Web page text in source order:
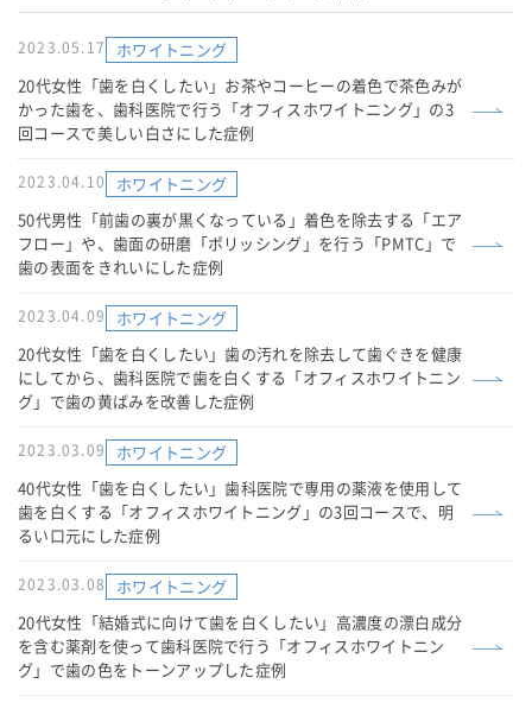
2023.05.17 ホワイトニング
20代女性「歯を白くしたい」お茶やコーヒーの着色で茶色みが
かった歯を、歯科医院で行う「オフィスホワイトニング」の3
回コースで美しい白さにした症例
2023.04.10 ホワイトニング
50代男性「前歯の裏が黒くなっている」着色を除去する「エア
フロー」や、歯面の研磨「ポリッシング」を行う「PMTC」で
歯の表面をきれいにした症例
2023.04.09 ホワイトニング
20代女性「歯を白くしたい」歯の汚れを除去して歯ぐきを健康
にしてから、歯科医院で歯を白くする「オフィスホワイトニン
グ」で歯の黄ばみを改善した症例
2023.03.09 ホワイトニング
40代女性「歯を白くしたい」歯科医院で専用の薬液を使用して
歯を白くする「オフィスホワイトニング」の3回コースで、明
るい口元にした症例
2023.03.08 ホワイトニング
20代女性「結婚式に向けて歯を白くしたい」高濃度の漂白成分
を含む薬剤を使って歯科医院で行う「オフィスホワイトニン
グ」で歯の色をトーンアップした症例